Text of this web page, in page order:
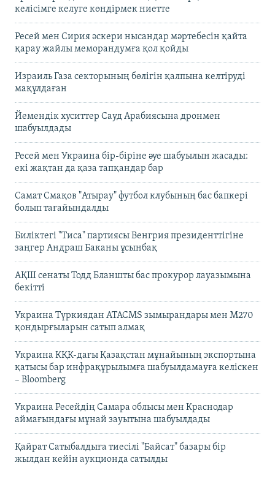
келісімге келуге көндірмек ниетте
Ресей мен Сирия әскери нысандар мәртебесін қайта
қарау жайлы меморандумға қол қойды
Израиль Газа секторының бөлігін қалпына келтіруді
мақұлдаған
Йемендік хуситтер Сауд Арабиясына дронмен
шабуылдады
Ресей мен Украина бір-біріне әуе шабуылын жасады:
екі жақтан да қаза тапқандар бар
Самат Смақов "Атырау" футбол клубының бас бапкері
болып тағайындалды
Биліктегі "Тиса" партиясы Венгрия президенттігіне
заңгер Андраш Баканы ұсынбақ
АҚШ сенаты Тодд Бланшты бас прокурор лауазымына
бекітті
Украина Түркиядан ATACMS зымырандары мен M270
қондырғыларын сатып алмақ
Украина КҚК-дағы Қазақстан мұнайының экспортына
қатысы бар инфрақұрылымға шабуылдамауға келіскен
– Bloomberg
Украина Ресейдің Самара облысы мен Краснодар
аймағындағы мұнай зауытына шабуылдады
Қайрат Сатыбалдыға тиесілі "Байсат" базары бір
жылдан кейін аукционда сатылды